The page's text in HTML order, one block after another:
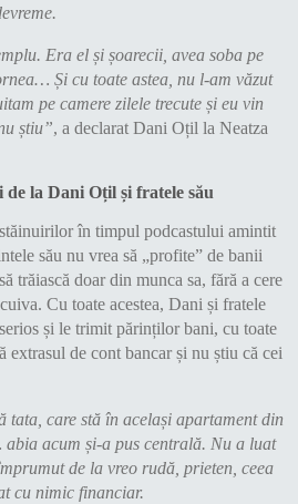
Era el și șoarecii, avea soba pe
Și cu toate astea, nu l-am văzut
pe camere zilele trecute și eu vin
știu”, a declarat Dani Oțil la Neatza
de la Dani Oțil și fratele său
în timpul podcastului amintit
său nu vrea să „profite” de banii
trăiască doar din munca sa, fără a cere
Cu toate acestea, Dani și fratele
și le trimit părinților bani, cu toate
extrasul de cont bancar și nu știu că cei
tata, care stă în același apartament din
acum și-a pus centrală. Nu a luat
de la vreo rudă, prieten, ceea
cu nimic financiar.